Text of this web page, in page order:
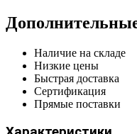
Наличие на складе
Низкие цены
Быстрая доставка
Сертификация
Прямые поставки